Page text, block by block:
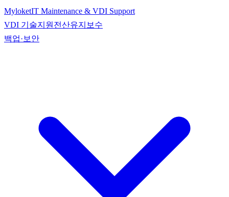
MyloketIT Maintenance & VDI Support
VDI 기술지원 전산유지보수
백업·보안